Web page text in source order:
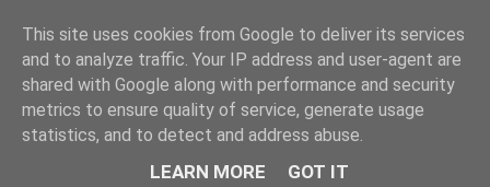
This site uses cookies from Google to deliver its services
and to analyze traffic. Your IP address and user-agent are
shared with Google along with performance and security
metrics to ensure quality of service, generate usage
statistics, and to detect and address abuse.
LEARN MORE GOT IT